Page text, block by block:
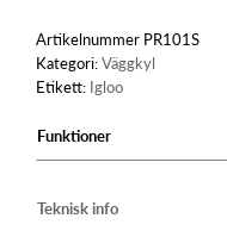
Artikelnummer PR101S
Kategori:Väggkyl
Etikett: Igloo
Funktioner
Teknisk info